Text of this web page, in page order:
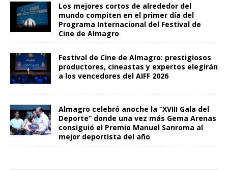
Los mejores cortos de alrededor del
mundo compiten en el primer día del
Programa Internacional del Festival de
Cine de Almagro
Festival de Cine de Almagro: prestigiosos
productores, cineastas y expertos elegirán
a los vencedores del AIFF 2026
Almagro celebró anoche la “XVIII Gala del
Deporte” donde una vez más Gema Arenas
consiguió el Premio Manuel Sanroma al
mejor deportista del año